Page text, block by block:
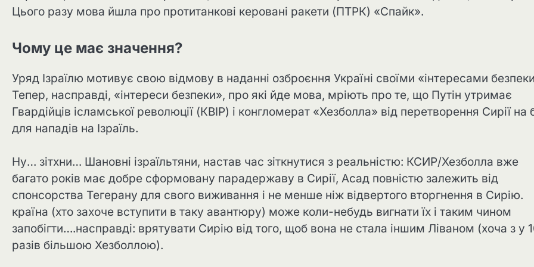
Цього разу мова йшла про протитанкові керовані ракети (ПТРК) «Спайк».
Чому це має значення?
Уряд Ізраїлю мотивує свою відмову в наданні озброєння Україні своїми «інтересами
Тепер, насправді, «інтереси безпеки», про які йде мова, мріють про те, що Путін утримає
Гвардійців ісламської революції (КВІР) і конгломерат «Хезболла» від перетворення Сирії на
для нападів на Ізраїль.
Ну… зітхни… Шановні ізраїльтяни, настав час зіткнутися з реальністю: КСИР/Хезболла вже
багато років має добре сформовану парадержаву в Сирії, Асад повністю залежить від
спонсорства Тегерану для свого виживання і не менше ніж відвертого вторгнення в Сирію.
країна (хто захоче вступити в таку авантюру) може коли-небудь вигнати їх і таким чином
запобігти….насправді: врятувати Сирію від того, щоб вона не стала іншим Ліваном (хоча з у
разів більшою Хезболлою).